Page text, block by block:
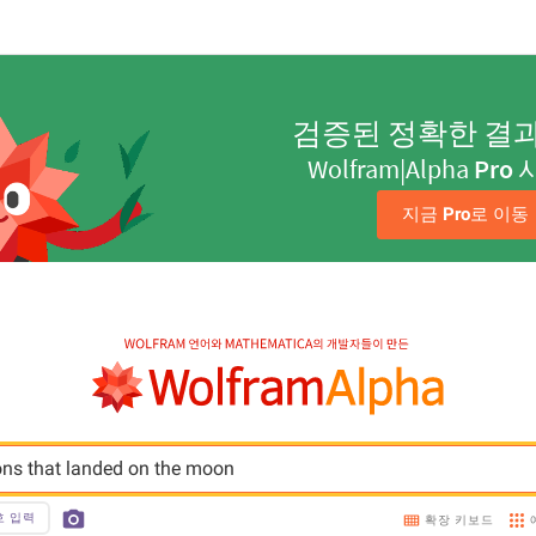
검증된 정확한 결
Wolfram|Alpha Pro
지금 Pro로 이동
that landed on the moon
입력 확장 키보드